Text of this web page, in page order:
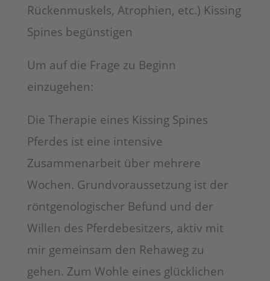
Rückenmuskels, Atrophien, etc.) Kissing
Spines begünstigen
Um auf die Frage zu Beginn
einzugehen:
Die Therapie eines Kissing Spines
Pferdes ist eine intensive
Zusammenarbeit über mehrere
Wochen. Grundvoraussetzung ist der
röntgenologischer Befund und der
Willen des Pferdebesitzers, aktiv mit
mir gemeinsam den Rehaweg zu
gehen. Zum Wohle eines glücklichen